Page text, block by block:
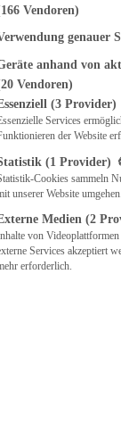
Vendoren)
genauer
anhand von
Vendoren)
eine Liste der(3 Provider)
Services
der Website
(1 Provider)
Cookies sammeln
unserer Website umgehen.
Medien (2
von
Services akzeptiert
erforderlich.